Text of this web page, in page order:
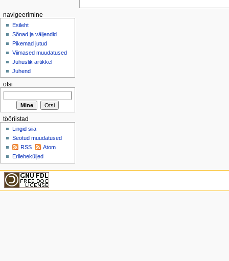
navigeerimine
Esileht
Sõnad ja väljendid
Pikemad jutud
Viimased muudatused
Juhuslik artikkel
Juhend
otsi
tööriistad
Lingid siia
Seotud muudatused
RSS
Atom
Erileheküljed